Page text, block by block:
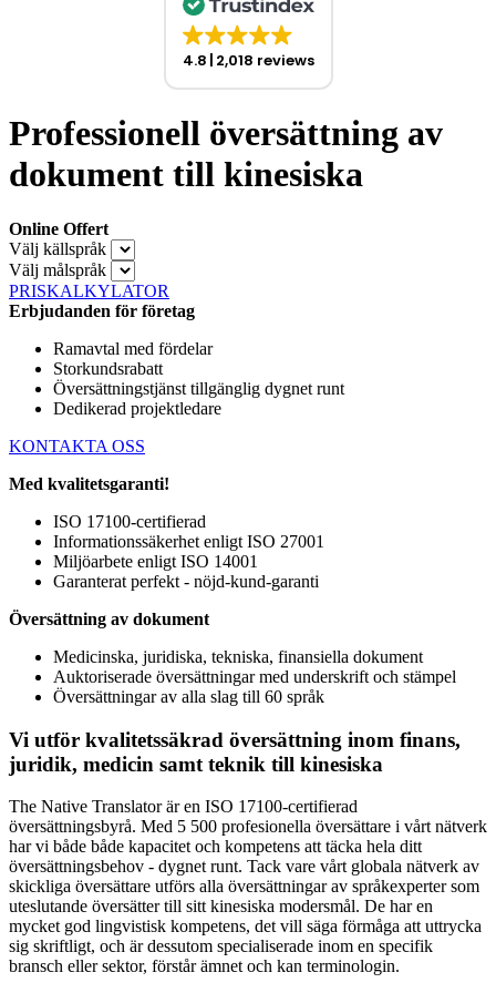
4.8 2,018 reviews
Professionell översättning av
dokument till kinesiska
Online Offert
Välj källspråk
Välj målspråk
PRISKALKYLATOR
Erbjudanden för företag
Ramavtal med fördelar
Storkundsrabatt
Översättningstjänst tillgänglig dygnet runt
Dedikerad projektledare
KONTAKTA OSS
Med kvalitetsgaranti!
ISO 17100-certifierad
Informationssäkerhet enligt ISO 27001
Miljöarbete enligt ISO 14001
Garanterat perfekt - nöjd-kund-garanti
Översättning av dokument
Medicinska, juridiska, tekniska, finansiella dokument
Auktoriserade översättningar med underskrift och stämpel
Översättningar av alla slag till 60 språk
Vi utför kvalitetssäkrad översättning inom finans,
juridik, medicin samt teknik till kinesiska
The Native Translator är en ISO 17100-certifierad
översättningsbyrå. Med 5 500 profesionella översättare i vårt nätverk
har vi både både kapacitet och kompetens att täcka hela ditt
översättningsbehov - dygnet runt. Tack vare vårt globala nätverk av
skickliga översättare utförs alla översättningar av språkexperter som
uteslutande översätter till sitt kinesiska modersmål. De har en
mycket god lingvistisk kompetens, det vill säga förmåga att uttrycka
sig skriftligt, och är dessutom specialiserade inom en specifik
bransch eller sektor, förstår ämnet och kan terminologin.